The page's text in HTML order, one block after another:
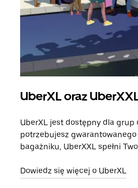
UberXL oraz
UberXL jest dostępny dla grup
potrzebujesz
bagażniku, UberXXL spełni
Dowiedz się więcej o UberXL